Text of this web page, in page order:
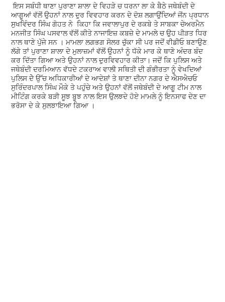
ਇਸ ਸਬੰਧੀ ਥਾਣਾ ਪੁਰਾਣਾ ਸ਼ਾਲਾ ਦੇ ਵਿਹੜੇ ਚ ਧਰਨਾ ਲਾ ਕੇ ਬੈਠੇ ਜਥੇਬੰਦੀ ਦੇ
ਆਗੂਆਂ ਵੱਲੋਂ ਉਹਨਾਂ ਨਾਲ ਦੁਰ ਵਿਵਹਾਰ ਕਰਨ ਦੇ ਦੋਸ਼ ਲਗਾਉਂਦਿਆਂ ਜੋਂਨ ਪ੍ਰਧਾਨ
ਸੁਖਵਿੰਦਰ ਸਿੰਘ ਗੋਹਤ ਨੇ ਕਿਹਾ ਕਿ ਜਵਾਲਾਪੁਰ ਦੇ ਰਕਬੇ ਤੇ ਸਾਬਕਾ ਚੇਅਰਮੈਨ
ਮਨਜੀਤ ਸਿੰਘ ਪਸਵਾਲ ਵੱਲੋਂ ਕੀਤੇ ਨਾਜਾਇਜ਼ ਕਬਜ਼ੇ ਦੇ ਮਾਮਲੇ ਚ ਉਹ ਪੀੜਤ ਧਿਰ
ਨਾਲ ਥਾਣੇ ਪੁੱਜੇ ਸਨ । ਮਾਮਲਾ ਲਗਭਗ ਸੋਲਰ ਚੁੱਕਾ ਸੀ ਪਰ ਜਦੋਂ ਵੀਡੀਓ ਬਣਾਉਣ
ਲੱਗੇ ਤਾਂ ਪੁਰਾਣਾ ਸ਼ਾਲਾ ਦੇ ਮੁਲਾਜ਼ਮਾਂ ਵੱਲੋਂ ਉਹਨਾਂ ਨੂੰ ਧੱਕੇ ਮਾਰ ਕੇ ਥਾਣੇ ਅੰਦਰ ਬੰਦ
ਕਰ ਦਿੱਤਾ ਗਿਆ ਅਤੇ ਉਹਨਾਂ ਨਾਲ ਦੁਰਵਿਵਹਾਰ ਕੀਤਾ। ਜਦੋਂ ਕਿ ਪੁਲਿਸ ਅਤੇ
ਜਥੇਬੰਦੀ ਦਰਮਿਆਨ ਵੱਧਦੇ ਟਕਰਾਅ ਵਾਲੀ ਸਥਿਤੀ ਦੀ ਗੰਭੀਰਤਾ ਨੂੰ ਵੇਖਦਿਆਂ
ਪੁਲਿਸ ਦੇੇ ਉੱਚ ਅਧਿਕਾਰੀਆਂ ਦੇ ਆਦੇਸ਼ਾਂ ਤੇ ਥਾਣਾ ਦੀਨਾ ਨਗਰ ਦੇ ਐਸਐਚਓ
ਸੁਰਿੰਦਰਪਾਲ ਸਿੰਘ ਮੌਕੇ ਤੇ ਪਹੁੰਚੇ ਅਤੇ ਉਹਨਾਂ ਵੱਲੋਂ ਜਥੇਬੰਦੀ ਦੇ ਆਗੂ ਟੀਮ ਨਾਲ
ਮੀਟਿੰਗ ਕਰਕੇ ਬੜੀ ਸੂਝ ਬੂਝ ਨਾਲ ਇਸ ਉਲਝਦੇ ਹੋਏ ਮਾਮਲੇ ਨੂੰ ਇਨਸਾਫ ਦੇਣ ਦਾ
ਭਰੋਸਾ ਦੇ ਕੇ ਸੁਲਝਾਇਆ ਗਿਆ ।